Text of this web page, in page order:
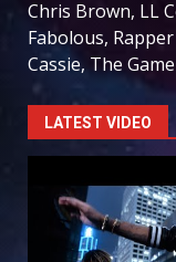
Chris Brown, LL
Fabolous,
Cassie, The
LATEST VIDEO